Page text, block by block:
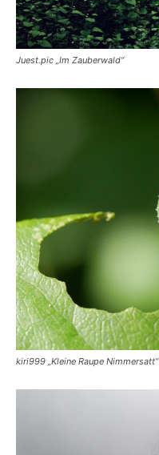
Juest.pic „Im Zauberwald“
kiri999 „Kleine Raupe Nimmersatt“